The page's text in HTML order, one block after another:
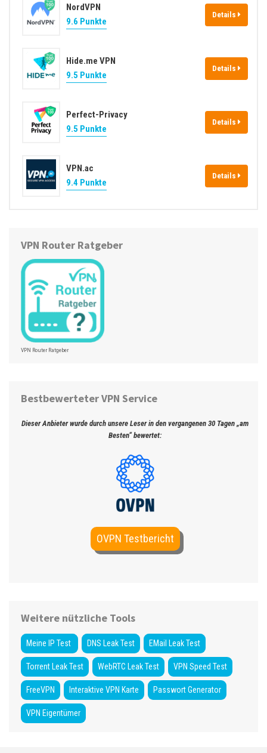
NordVPN
9.6 Punkte
Details
Hide.me VPN
9.5 Punkte
Details
Perfect-Privacy
9.5 Punkte
Details
VPN.ac
9.4 Punkte
Details
VPN Router Ratgeber
VPN Router Ratgeber
Bestbewerteter VPN Service
Dieser Anbieter wurde durch unsere Leser in den vergangenen 30 Tagen „am
Besten“ bewertet:
OVPN Testbericht
Weitere nützliche Tools
Meine IP Test DNS Leak Test EMail Leak Test
Torrent Leak Test WebRTC Leak Test VPN Speed Test
FreeVPN Interaktive VPN Karte Passwort Generator
VPN Eigentümer